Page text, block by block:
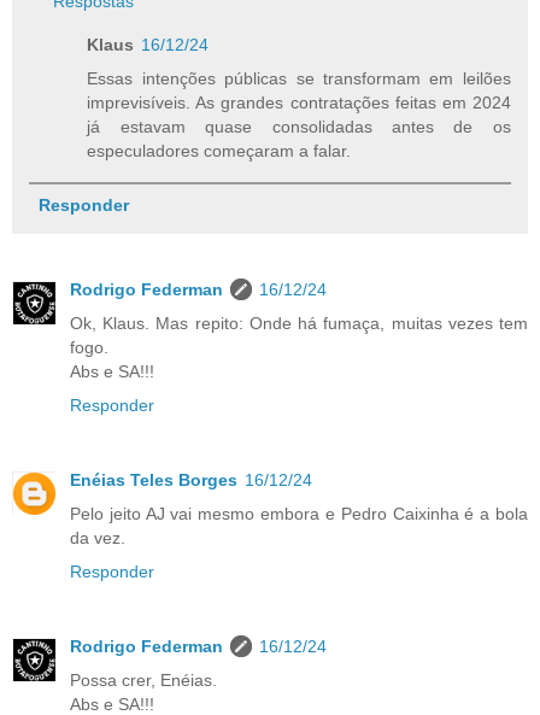
Klaus 16/12/24
Essas intenções públicas se transformam em leilões
imprevisíveis. As grandes contratações feitas em 2024
já estavam quase consolidadas antes de os
especuladores começaram a falar.
Responder
Rodrigo Federman
16/12/24
Ok, Klaus. Mas repito: Onde há fumaça, muitas vezes tem
fogo.
Abs e SA!!!
Responder
Enéias Teles Borges 16/12/24
Pelo jeito AJ vai mesmo embora e Pedro Caixinha é a bola
da vez.
Responder
Rodrigo Federman
16/12/24
Possa crer, Enéias.
Abs e SA!!!